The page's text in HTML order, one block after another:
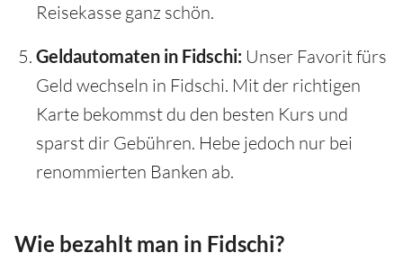
Reisekasse ganz schön.
Geldautomaten in Fidschi: Unser Favorit fürs
Geld wechseln in Fidschi. Mit der richtigen
Karte bekommst du den besten Kurs und
sparst dir Gebühren. Hebe jedoch nur bei
renommierten Banken ab.
Wie bezahlt man in Fidschi?